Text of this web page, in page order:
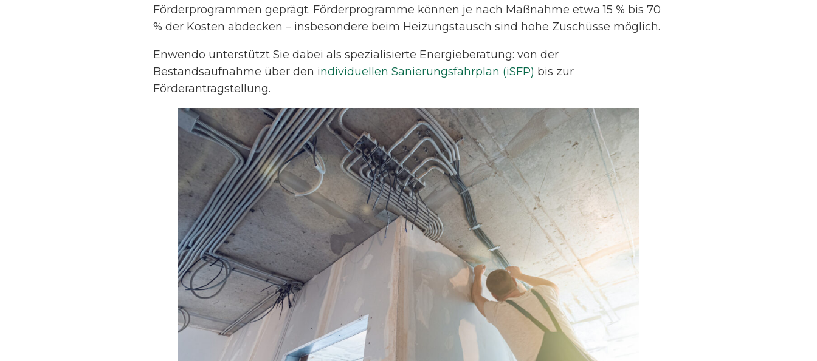
Förderprogrammen geprägt. Förderprogramme können je nach Maßnahme etwa 15 % bis 70
% der Kosten abdecken – insbesondere beim Heizungstausch sind hohe Zuschüsse möglich.
Enwendo unterstützt Sie dabei als spezialisierte Energieberatung: von der
Bestandsaufnahme über den individuellen Sanierungsfahrplan (iSFP) bis zur
Förderantragstellung.